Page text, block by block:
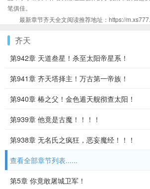
笔俱佳。
最新章节齐天全文阅读推荐地址：https://
齐天
第942章 天道叁星！杀至太阳帝星系！
第941章 齐天塔择主！万古第一帝族！
第940章 椿之父！金色遁天舰彻查太阳！
第939章 他竟是古魔！！！！
第938章 无名氏之疯狂，恶妄魔经！！！
查看全部章节列表......
第5章 你竟敢屠城卫军！